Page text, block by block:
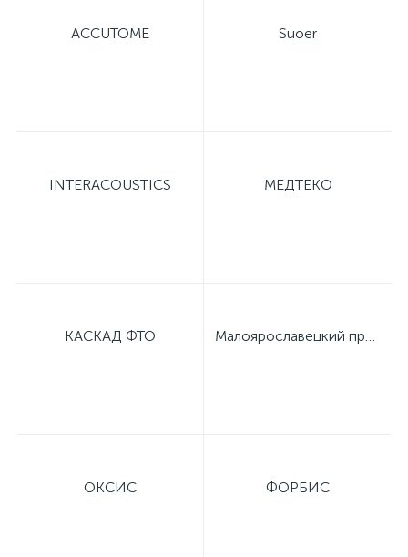
ACCUTOME Suoer
INTERACOUSTICS МЕДТЕКО
КАСКАД ФТО Малоярославецкий приборный завод
ОКСИС ФОРБИС